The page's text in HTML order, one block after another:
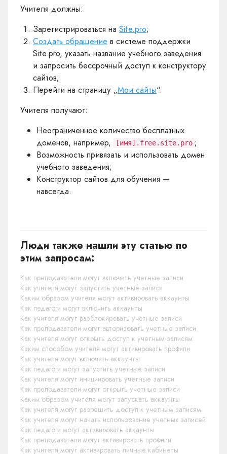
Учителя должны:
Зарегистрироваться на Site.pro;
Создать обращение в системе поддержки
Site.pro, указать название учебного заведения
и запросить бессрочный доступ к конструктору
сайтов;
Перейти на страницу „Мои сайты“.
Учителя получают:
Неограниченное количество бесплатных
доменов, например,
[имя].free.site.pro ;
Возможность привязать и использовать домен
учебного заведения;
Конструктор сайтов для обучения —
навсегда.
Люди также нашли эту статью по
этим запросам:
Как преподаватели могут включить учетные записи
Как учителя могут запустить учетные записи
Каким образом учителя могут активировать аккаунты
Как педагоги могут включить аккаунты
Как учителя могут разблокировать учетные записи
Как преподаватели могут авторизовать учетные записи
Как учителя могут открыть доступ к учетным записям
Каким способом учителя могут активировать профили
Как учителя могут включить аккаунты
Как педагоги могут запустить учетные записи
Как учителя могут инициировать учетные записи
Как преподаватели могут открыть учетные записи
Каким образом учителя могут запускать аккаунты
Как учителя могут разрешить доступ к учетным записям
Как учителя могут начать использование учетных записей
Как педагоги могут активировать аккаунты
Как преподаватели могут активировать профили
Как учителя могут активировать личные кабинеты